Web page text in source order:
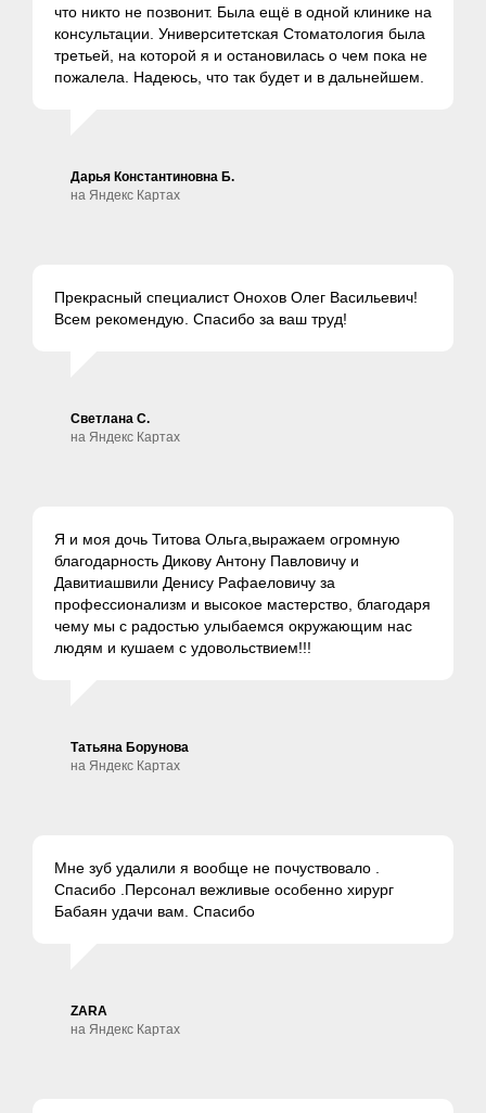
что никто не позвонит. Была ещё в одной клинике на
консультации. Университетская Стоматология была
третьей, на которой я и остановилась о чем пока не
пожалела. Надеюсь, что так будет и в дальнейшем.
Дарья Константиновна Б.
на Яндекс Картах
Прекрасный специалист Онохов Олег Васильевич!
Всем рекомендую. Спасибо за ваш труд!
Светлана С.
на Яндекс Картах
Я и моя дочь Титова Ольга,выражаем огромную
благодарность Дикову Антону Павловичу и
Давитиашвили Денису Рафаеловичу за
профессионализм и высокое мастерство, благодаря
чему мы с радостью улыбаемся окружающим нас
людям и кушаем с удовольствием!!!
Татьяна Борунова
на Яндекс Картах
Мне зуб удалили я вообще не почуствовало .
Спасибо .Персонал вежливые особенно хирург
Бабаян удачи вам. Спасибо
ZARA
на Яндекс Картах